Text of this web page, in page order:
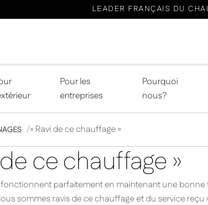
LEADER FRANÇAIS DU
Pour les
entreprises
Pourquoi
nous?
« Ravi de ce chauffage »
de ce chauffage »
fonctionnent parfaitement en maintenant une
sommes ravis de ce chauffage et du service reçu